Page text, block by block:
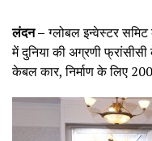
लंदन –ग्लोबल इन्वेस्टर
में दुनिया की अग्रणी
केबल कार, निर्माण के लिए